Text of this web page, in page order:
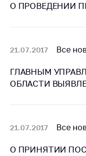
средства,
технику
Решение
по
факта
О ПРОВЕДЕНИИ
21.07.2017 Все
ГЛАВНЫМ
ОБЛАСТИ
21.07.2017 Все
О ПРИНЯТИИ